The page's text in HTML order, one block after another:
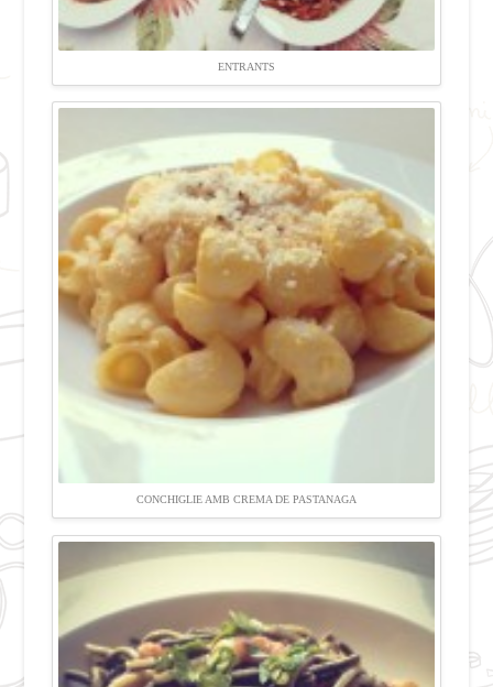
ENTRANTS
CONCHIGLIE AMB CREMA DE PASTANAGA